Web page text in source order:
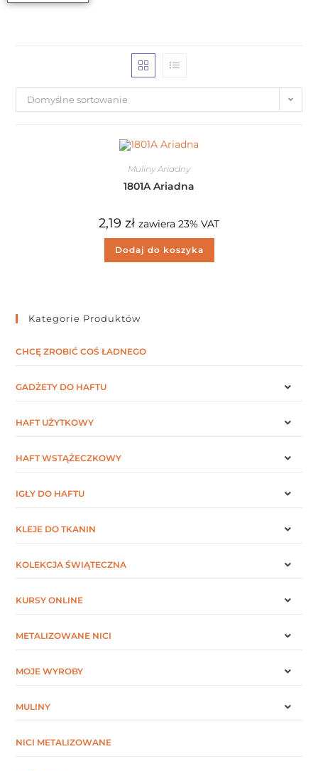
Domyślne sortowanie
Muliny Ariadny
1801A Ariadna
2,19 zł zawiera 23% VAT
Dodaj do koszyka
Kategorie Produktów
CHCĘ ZROBIĆ COŚ ŁADNEGO
GADŻETY DO HAFTU
HAFT UŻYTKOWY
HAFT WSTĄŻECZKOWY
IGŁY DO HAFTU
KLEJE DO TKANIN
KOLEKCJA ŚWIĄTECZNA
KURSY ONLINE
METALIZOWANE NICI
MOJE WYROBY
MULINY
NICI METALIZOWANE